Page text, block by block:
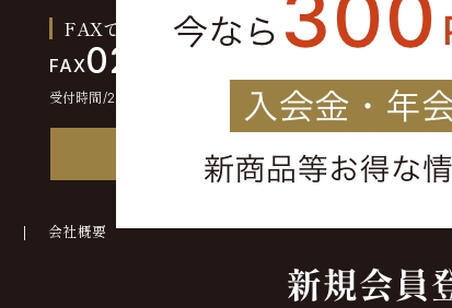
FAXでのご注文お問い合わせ
FAX0244-46-2355
受付時間/24時間受付
会社概要